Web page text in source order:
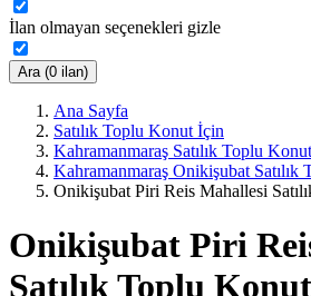
İlan olmayan seçenekleri gizle
Ara (0 ilan)
Ana Sayfa
Satılık Toplu Konut İçin
Kahramanmaraş Satılık Toplu
Kahramanmaraş Onikişubat
Onikişubat Piri Reis Mahallesi
Onikişubat Piri
Satılık Toplu